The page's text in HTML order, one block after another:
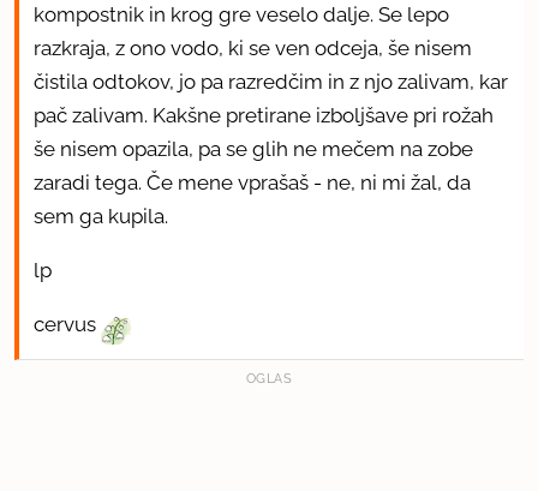
kompostnik in krog gre veselo dalje. Se lepo
razkraja, z ono vodo, ki se ven odceja, še nisem
čistila odtokov, jo pa razredčim in z njo zalivam, kar
pač zalivam. Kakšne pretirane izboljšave pri rožah
še nisem opazila, pa se glih ne mečem na zobe
zaradi tega. Če mene vprašaš - ne, ni mi žal, da
sem ga kupila.
lp
cervus
OGLAS